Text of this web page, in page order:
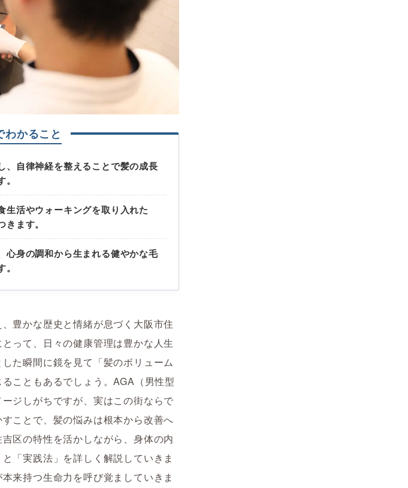
わかること
自律神経を整えることで髪の成長
生活やウォーキングを取り入れた
きます。
心身の調和から生まれる健やかな毛
豊かな歴史と情緒が息づく大阪市住
って、日々の健康管理は豊かな人生
た瞬間に鏡を見て「髪のボリューム
こともあるでしょう。AGA（男性型
ジしがちですが、実はこの街ならで
ことで、髪の悩みは根本から改善へ
区の特性を活かしながら、身体の内
「実践法」を詳しく解説していきま
来持つ生命力を呼び覚ましていきま